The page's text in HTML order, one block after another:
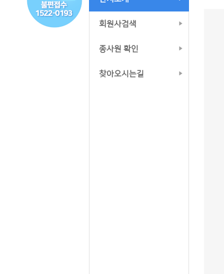
회원사검색
종사원 확인
찾아오시는길